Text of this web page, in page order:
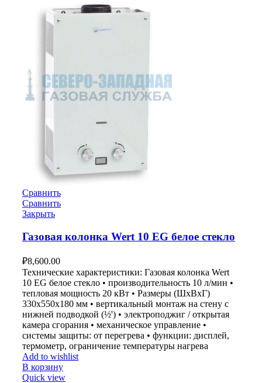
Сравнить
Сравнить
Закрыть
Газовая колонка Wert 10 EG белое стекло
₽8,600.00
Технические характеристики: Газовая колонка Wert
10 EG белое стекло • производительность 10 л/мин •
тепловая мощность 20 кВт • Размеры (ШxВxГ)
330x550x180 мм • вертикальный монтаж на стену с
нижней подводкой (½') • электроподжиг / открытая
камера сгорания • механическое управление •
системы защиты: от перегрева • функции: дисплей,
термометр, ограничение температуры нагрева
Add to wishlist
В корзину
Quick view